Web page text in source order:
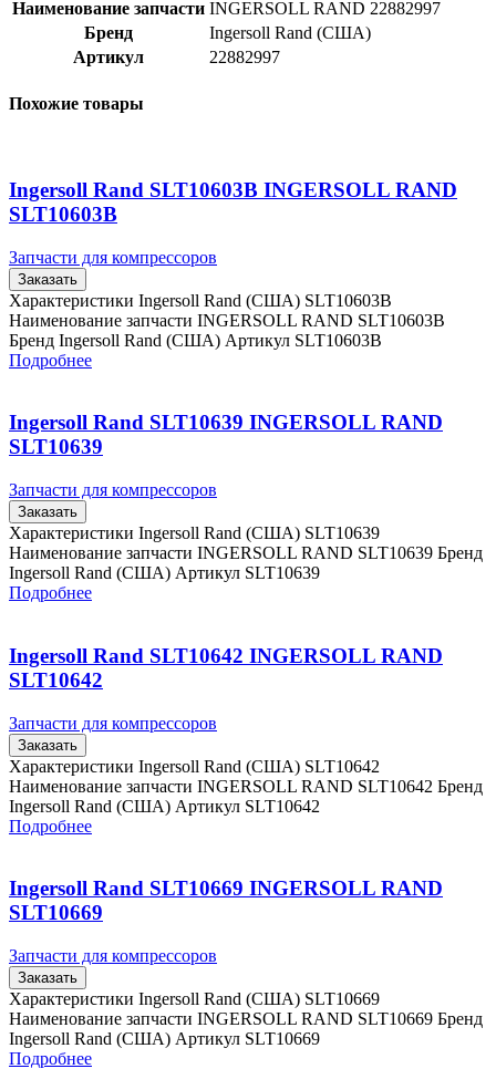
Наименование запчасти INGERSOLL RAND 22882997
Бренд
Ingersoll Rand (США)
Артикул
22882997
Похожие товары
Ingersoll Rand SLT10603B INGERSOLL RAND
SLT10603B
Запчасти для компрессоров
Заказать
Характеристики Ingersoll Rand (США) SLT10603B
Наименование запчасти INGERSOLL RAND SLT10603B
Бренд Ingersoll Rand (США) Артикул SLT10603B
Подробнее
Ingersoll Rand SLT10639 INGERSOLL RAND
SLT10639
Запчасти для компрессоров
Заказать
Характеристики Ingersoll Rand (США) SLT10639
Наименование запчасти INGERSOLL RAND SLT10639 Бренд
Ingersoll Rand (США) Артикул SLT10639
Подробнее
Ingersoll Rand SLT10642 INGERSOLL RAND
SLT10642
Запчасти для компрессоров
Заказать
Характеристики Ingersoll Rand (США) SLT10642
Наименование запчасти INGERSOLL RAND SLT10642 Бренд
Ingersoll Rand (США) Артикул SLT10642
Подробнее
Ingersoll Rand SLT10669 INGERSOLL RAND
SLT10669
Запчасти для компрессоров
Заказать
Характеристики Ingersoll Rand (США) SLT10669
Наименование запчасти INGERSOLL RAND SLT10669 Бренд
Ingersoll Rand (США) Артикул SLT10669
Подробнее